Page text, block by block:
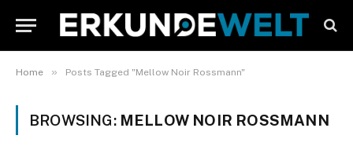
Home » Posts Tagged "Mellow Noir Rossmann"
BROWSING: MELLOW NOIR ROSSMANN